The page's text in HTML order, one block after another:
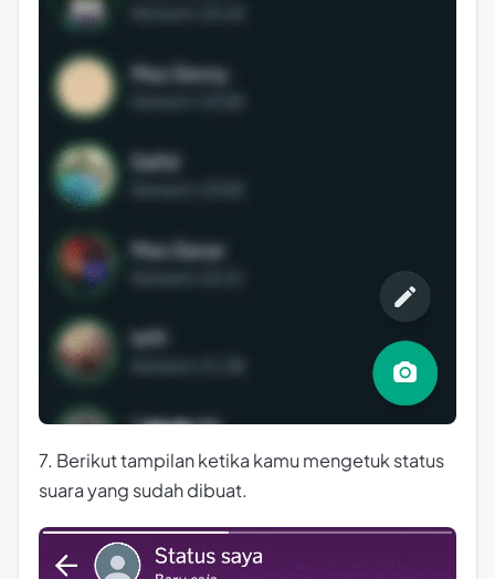
7. Berikut tampilan ketika kamu mengetuk status
suara yang sudah dibuat.